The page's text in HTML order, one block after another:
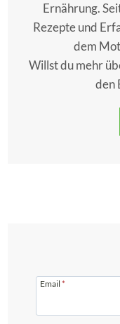
Ernährung.
Rezepte und
dem
Willst du mehr
den
Email *